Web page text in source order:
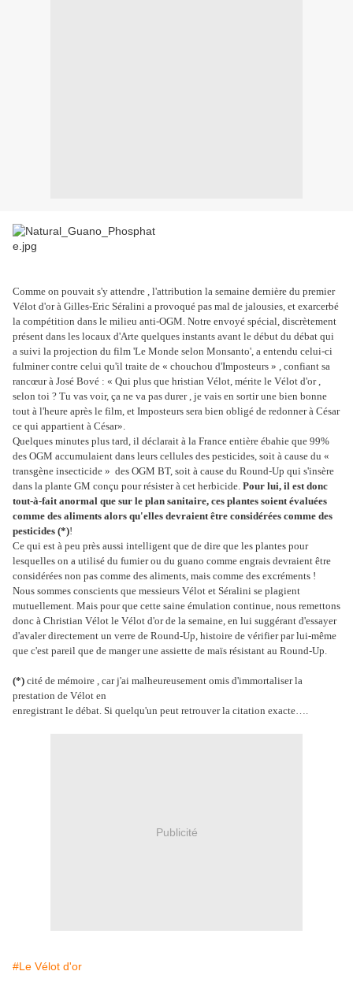
Comme on pouvait s'y attendre , l'attribution la semaine dernière du premier
Vélot d'or à Gilles-Eric Séralini a provoqué pas mal de jalousies, et exarcerbé
la compétition dans le milieu anti-OGM. Notre envoyé spécial, discrètement
présent dans les locaux d'Arte quelques instants avant le début du débat qui
a suivi la projection du film 'Le Monde selon Monsanto', a entendu celui-ci
fulminer contre celui qu'il traite de « chouchou d'Imposteurs » , confiant sa
rancœur à José Bové : « Qui plus que hristian Vélot, mérite le Vélot d'or ,
selon toi ? Tu vas voir, ça ne va pas durer , je vais en sortir une bien bonne
tout à l'heure après le film, et Imposteurs sera bien obligé de redonner à César
ce qui appartient à César».
Quelques minutes plus tard, il déclarait à la France entière ébahie que 99%
des OGM accumulaient dans leurs cellules des pesticides, soit à cause du «
transgène insecticide » des OGM BT, soit à cause du Round-Up qui s'insère
dans la plante GM conçu pour résister à cet herbicide. Pour lui, il est donc
tout-à-fait anormal que sur le plan sanitaire, ces plantes soient évaluées
comme des aliments alors qu'elles devraient être considérées comme des
pesticides (*)!
Ce qui est à peu près aussi intelligent que de dire que les plantes pour
lesquelles on a utilisé du fumier ou du guano comme engrais devraient être
considérées non pas comme des aliments, mais comme des excréments !
Nous sommes conscients que messieurs Vélot et Séralini se plagient
mutuellement. Mais pour que cette saine émulation continue, nous remettons
donc à Christian Vélot le Vélot d'or de la semaine, en lui suggérant d'essayer
d'avaler directement un verre de Round-Up, histoire de vérifier par lui-même
que c'est pareil que de manger une assiette de maïs résistant au Round-Up.
(*) cité de mémoire , car j'ai malheureusement omis d'immortaliser la
prestation de Vélot en
enregistrant le débat. Si quelqu'un peut retrouver la citation exacte….
Publicité
#Le Vélot d'or